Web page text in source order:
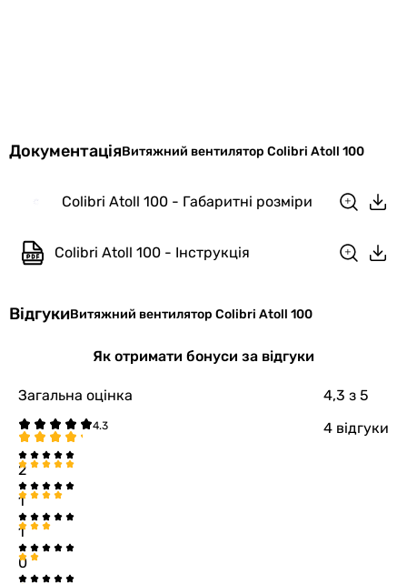
Colibri Atoll
EAN 5907641453132
Глибина
Колір
Ширина
передньої
панелі
Висота
ДокументаціяВитяжний вентилятор Colibri Atoll 100
Colibri Atoll 100 - Габаритні розміри
Colibri Atoll 100 - Інструкція
ВідгукиВитяжний вентилятор Colibri Atoll 100
Як отримати бонуси за відгуки
Загальна оцінка 4,3 з 5
4 відгуки
2
1
1
0